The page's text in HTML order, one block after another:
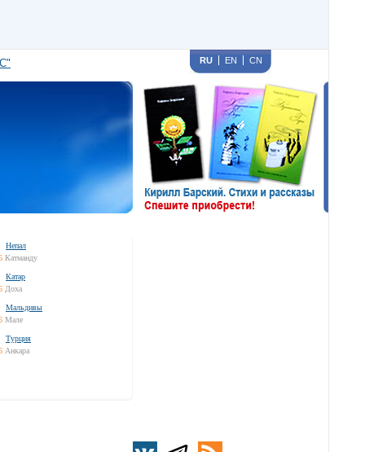
RU EN CN
Непал
Катманду
Катар
Доха
Мальдивы
Мале
Турция
Анкара